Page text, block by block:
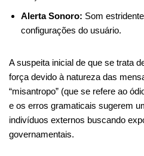
Alerta Sonoro: Som
configurações do usuário.
A suspeita inicial de que se trata
força devido à natureza das
“misantropo” (que se refere ao
e os erros gramaticais sugerem
indivíduos externos buscando
governamentais.